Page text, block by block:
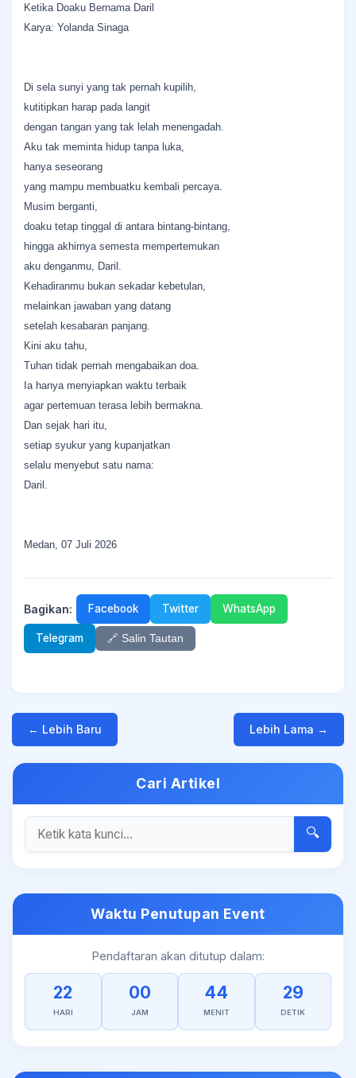
Ketika Doaku Bernama Daril
Karya: Yolanda Sinaga
Di sela sunyi yang tak pernah kupilih,
kutitipkan harap pada langit
dengan tangan yang tak lelah menengadah.
Aku tak meminta hidup tanpa luka,
hanya seseorang
yang mampu membuatku kembali percaya.
Musim berganti,
doaku tetap tinggal di antara bintang-bintang,
hingga akhirnya semesta mempertemukan
aku denganmu, Daril.
Kehadiranmu bukan sekadar kebetulan,
melainkan jawaban yang datang
setelah kesabaran panjang.
Kini aku tahu,
Tuhan tidak pernah mengabaikan doa.
Ia hanya menyiapkan waktu terbaik
agar pertemuan terasa lebih bermakna.
Dan sejak hari itu,
setiap syukur yang kupanjatkan
selalu menyebut satu nama:
Daril.
Medan, 07 Juli 2026
Bagikan: Facebook Twitter WhatsApp
Telegram 🔗 Salin Tautan
← Lebih Baru Lebih Lama →
Cari Artikel
🔍
Waktu Penutupan Event
Pendaftaran akan ditutup dalam:
22
HARI
00
JAM
44
MENIT
29
DETIK